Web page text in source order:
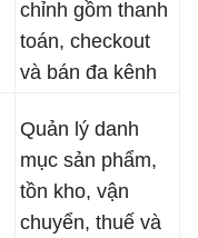
chỉnh gồm thanh
toán, checkout
và bán đa kênh
Quản lý danh
mục sản phẩm,
tồn kho, vận
chuyển, thuế và